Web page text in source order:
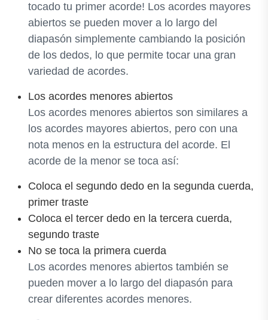
tocado tu primer acorde! Los acordes mayores
abiertos se pueden mover a lo largo del
diapasón simplemente cambiando la posición
de los dedos, lo que permite tocar una gran
variedad de acordes.
Los acordes menores abiertos
Los acordes menores abiertos son similares a
los acordes mayores abiertos, pero con una
nota menos en la estructura del acorde. El
acorde de la menor se toca así:
Coloca el segundo dedo en la segunda cuerda,
primer traste
Coloca el tercer dedo en la tercera cuerda,
segundo traste
No se toca la primera cuerda
Los acordes menores abiertos también se
pueden mover a lo largo del diapasón para
crear diferentes acordes menores.